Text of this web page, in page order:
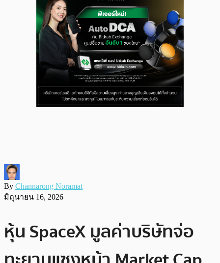
By Channarong Noramat
มิถุนายน 16, 2026
หุ้น SpaceX มูลค่าบริษัทจ่อ